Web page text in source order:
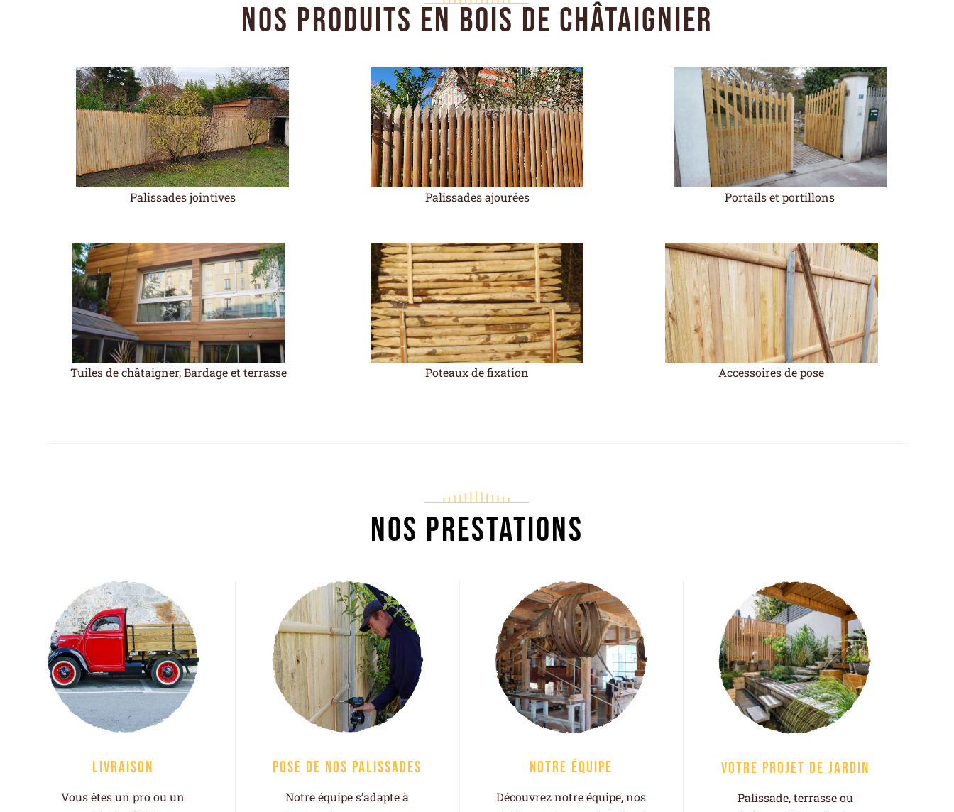
Nos produits en bois de châtaignier
Palissades jointives Palissades ajourées Portails et portillons
Tuiles de châtaigner, Bardage et terrasse Poteaux de fixation Accessoires de pose
Nos prestations
Livraison
Vous êtes un pro ou un
Pose de nos palissades
Notre équipe s’adapte à
Notre équipe
Découvrez notre équipe, nos
Votre projet de jardin
Palissade, terrasse ou